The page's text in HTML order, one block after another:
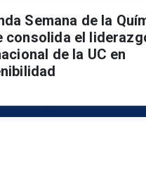
Semana de la
consolida el
de la UC en